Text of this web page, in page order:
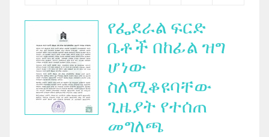
የፌደራል ፍርድ
ቤቶች በከፊል ዝግ
ሆነው
ስለሚቆዩባቸው
ጊዜያት የተሰጠ
መግለጫ